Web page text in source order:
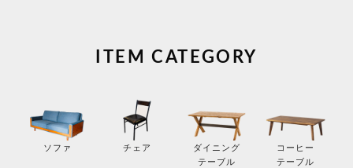
ITEM CATEGORY
ソファ チェア
ダイニング
テーブル
コーヒー
テーブル